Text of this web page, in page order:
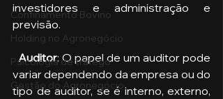
Confinamento Bovino
Holding no Agronegócio
Psicologia de tráfego
Gestão do Agronegócio
investidores e administração e
previsão.
  Auditor
: O papel de um auditor pode
variar dependendo da empresa ou do
tipo de auditor, se é interno, externo,